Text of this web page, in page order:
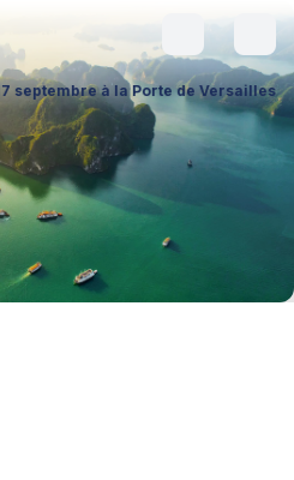
Porte de Versailles (Hall 1 –